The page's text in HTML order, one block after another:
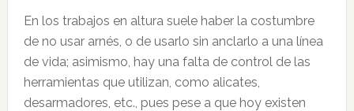
En los trabajos en altura suele haber la costumbre
de no usar arnés, o de usarlo sin anclarlo a una línea
de vida; asimismo, hay una falta de control de las
herramientas que utilizan, como alicates,
desarmadores, etc., pues pese a que hoy existen